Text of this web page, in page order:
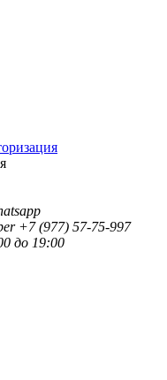
+7 (977) 57-75-997
до 19:00